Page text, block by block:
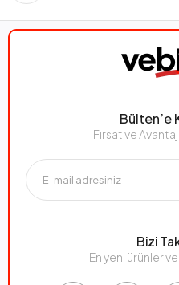
Bülten’e
Fırsat ve
Bizi
En yeni ürünler